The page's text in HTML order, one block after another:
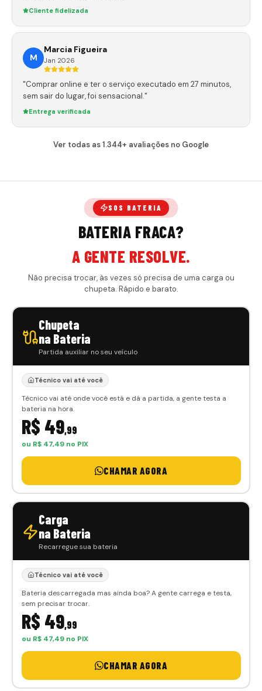
Cliente fidelizada
M
Marcia Figueira
Jan 2026
"Comprar online e ter o serviço executado em 27 minutos,
sem sair do lugar, foi sensacional."
Entrega verificada
Ver todas as 1.344+ avaliações no Google
SOS BATERIA
BATERIA FRACA?
A GENTE RESOLVE.
Não precisa trocar, às vezes só precisa de uma carga ou
chupeta. Rápido e barato.
Chupeta
na Bateria
Partida auxiliar no seu veículo
Técnico vai até você
Técnico vai até onde você está e dá a partida, a gente testa a
bateria na hora.
R$ 49,99
ou R$ 47,49 no PIX
CHAMAR AGORA
Carga
na Bateria
Recarregue sua bateria
Técnico vai até você
Bateria descarregada mas ainda boa? A gente carrega e testa,
sem precisar trocar.
R$ 49,99
ou R$ 47,49 no PIX
CHAMAR AGORA